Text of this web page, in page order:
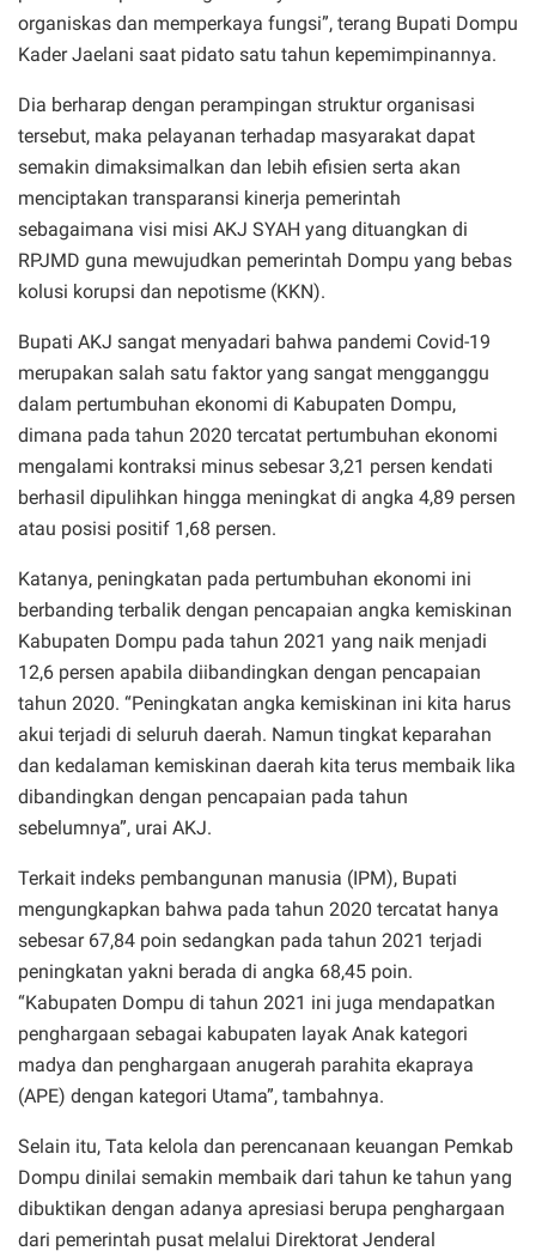
organiskas dan memperkaya fungsi”, terang Bupati Dompu
Kader Jaelani saat pidato satu tahun kepemimpinannya.
Dia berharap dengan perampingan struktur organisasi
tersebut, maka pelayanan terhadap masyarakat dapat
semakin dimaksimalkan dan lebih efisien serta akan
menciptakan transparansi kinerja pemerintah
sebagaimana visi misi AKJ SYAH yang dituangkan di
RPJMD guna mewujudkan pemerintah Dompu yang bebas
kolusi korupsi dan nepotisme (KKN).
Bupati AKJ sangat menyadari bahwa pandemi Covid-19
merupakan salah satu faktor yang sangat mengganggu
dalam pertumbuhan ekonomi di Kabupaten Dompu,
dimana pada tahun 2020 tercatat pertumbuhan ekonomi
mengalami kontraksi minus sebesar 3,21 persen kendati
berhasil dipulihkan hingga meningkat di angka 4,89 persen
atau posisi positif 1,68 persen.
Katanya, peningkatan pada pertumbuhan ekonomi ini
berbanding terbalik dengan pencapaian angka kemiskinan
Kabupaten Dompu pada tahun 2021 yang naik menjadi
12,6 persen apabila diibandingkan dengan pencapaian
tahun 2020. “Peningkatan angka kemiskinan ini kita harus
akui terjadi di seluruh daerah. Namun tingkat keparahan
dan kedalaman kemiskinan daerah kita terus membaik lika
dibandingkan dengan pencapaian pada tahun
sebelumnya”, urai AKJ.
Terkait indeks pembangunan manusia (IPM), Bupati
mengungkapkan bahwa pada tahun 2020 tercatat hanya
sebesar 67,84 poin sedangkan pada tahun 2021 terjadi
peningkatan yakni berada di angka 68,45 poin.
“Kabupaten Dompu di tahun 2021 ini juga mendapatkan
penghargaan sebagai kabupaten layak Anak kategori
madya dan penghargaan anugerah parahita ekapraya
(APE) dengan kategori Utama”, tambahnya.
Selain itu, Tata kelola dan perencanaan keuangan Pemkab
Dompu dinilai semakin membaik dari tahun ke tahun yang
dibuktikan dengan adanya apresiasi berupa penghargaan
dari pemerintah pusat melalui Direktorat Jenderal